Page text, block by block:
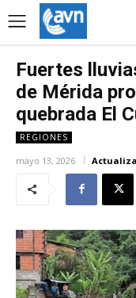
Fuertes
de Mérida
quebrada El
REGIONES
mayo 13, 2026